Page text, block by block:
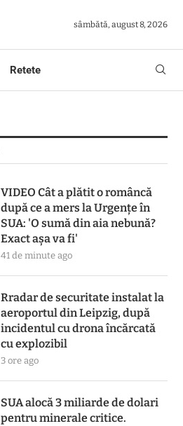
sâmbătă, august 8, 2026
Retete
VIDEO Cât a plătit o româncă
după ce a mers la Urgențe în
SUA: 'O sumă din aia nebună?
Exact așa va fi'
41 de minute ago
Rradar de securitate instalat la
aeroportul din Leipzig, după
incidentul cu drona încărcată
cu explozibil
3 ore ago
SUA alocă 3 miliarde de dolari
pentru minerale critice.